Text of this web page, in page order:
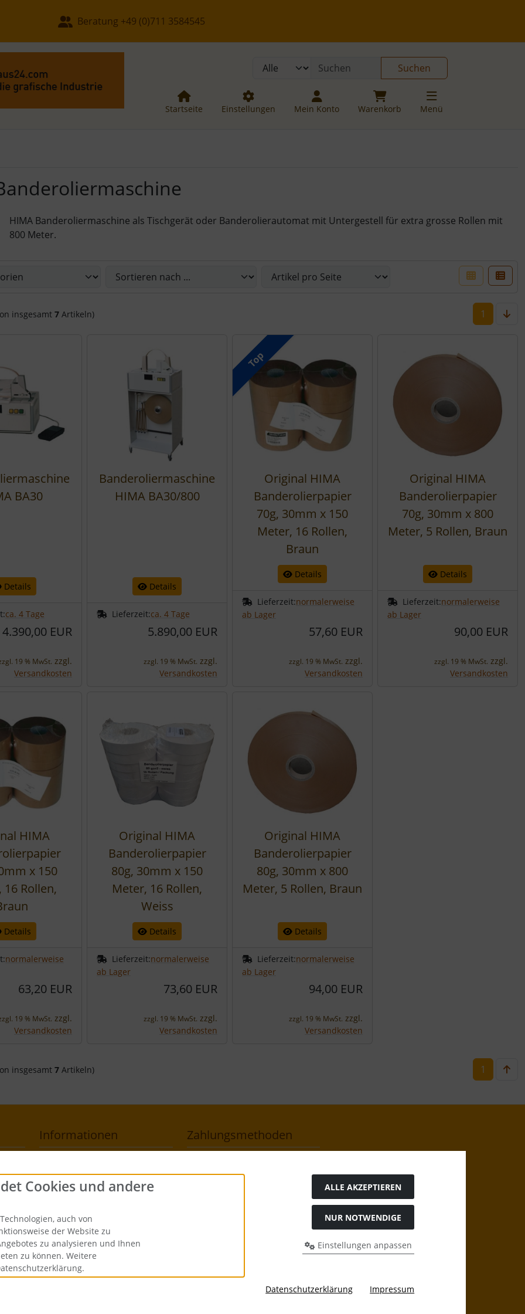
Beratung +49 (0)711 3584545
Suchen
Startseite Einstellungen Mein Konto Warenkorb Menü
HIMA Banderoliermaschine als Tischgerät oder Banderolierautomat mit Untergestell für extra grosse Rollen mit
800 Meter.
insgesamt 7 Artikeln) 1
BA30
Details
ca. 4 Tage
4.390,00 EUR
19 % MwSt. zzgl.
Versandkosten
Banderoliermaschine
HIMA BA30/800
Details
Lieferzeit:ca. 4 Tage
5.890,00 EUR
zzgl. 19 % MwSt. zzgl.
Versandkosten
Top
Original HIMA
Banderolierpapier
70g, 30mm x 150
Meter, 16 Rollen,
Braun
Details
Lieferzeit:normalerweise
ab Lager
57,60 EUR
zzgl. 19 % MwSt. zzgl.
Versandkosten
Original HIMA
Banderolierpapier
70g, 30mm x 800
Meter, 5 Rollen, Braun
Details
Lieferzeit:normalerweise
ab Lager
90,00 EUR
zzgl. 19 % MwSt. zzgl.
Versandkosten
HIMA
x 150
16 Rollen,
Details
normalerweise
63,20 EUR
19 % MwSt. zzgl.
Versandkosten
Original HIMA
Banderolierpapier
80g, 30mm x 150
Meter, 16 Rollen,
Weiss
Details
Lieferzeit:normalerweise
ab Lager
73,60 EUR
zzgl. 19 % MwSt. zzgl.
Versandkosten
Original HIMA
Banderolierpapier
80g, 30mm x 800
Meter, 5 Rollen, Braun
Details
Lieferzeit:normalerweise
ab Lager
94,00 EUR
zzgl. 19 % MwSt. zzgl.
Versandkosten
insgesamt 7 Artikeln) 1
Informationen
Datenschutz
Zahlungsmethoden
. Die durchgestrichenen Preise entsprechen dem bisherigen Preis bei Binderhaus Online Shop.
Cookies und andere
auch von
der Website zu
zu analysieren und Ihnen
zu können. Weitere
ALLE AKZEPTIEREN
NUR NOTWENDIGE
Einstellungen anpassen
Datenschutzerklärung Impressum